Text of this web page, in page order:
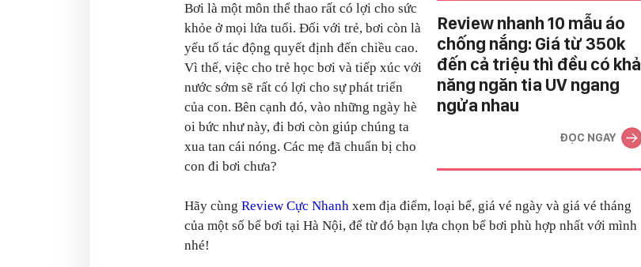
Review nhanh 10 mẫu áo
chống nắng: Giá từ 350k
đến cả triệu thì đều có khả
năng ngăn tia UV ngang
ngửa nhau
ĐỌC NGAY
Bơi là một môn thể thao rất có lợi cho sức
khỏe ở mọi lứa tuổi. Đối với trẻ, bơi còn là
yếu tố tác động quyết định đến chiều cao.
Vì thế, việc cho trẻ học bơi và tiếp xúc với
nước sớm sẽ rất có lợi cho sự phát triển
của con. Bên cạnh đó, vào những ngày hè
oi bức như này, đi bơi còn giúp chúng ta
xua tan cái nóng. Các mẹ đã chuẩn bị cho
con đi bơi chưa?
Hãy cùng Review Cực Nhanh xem địa điểm, loại bể, giá vé ngày và giá vé tháng
của một số bể bơi tại Hà Nội, để từ đó bạn lựa chọn bể bơi phù hợp nhất với mình
nhé!